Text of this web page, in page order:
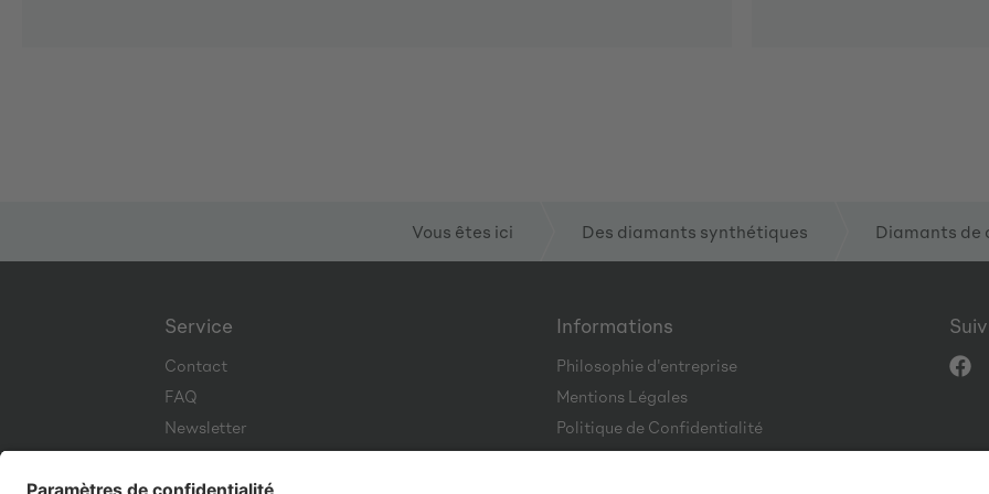
Vous êtes ici Des diamants synthétiques Diamants de
Service
Contact
FAQ
Newsletter
Corporate Website
Informations
Philosophie d'entreprise
Mentions Légales
Politique de Confidentialité
CGV